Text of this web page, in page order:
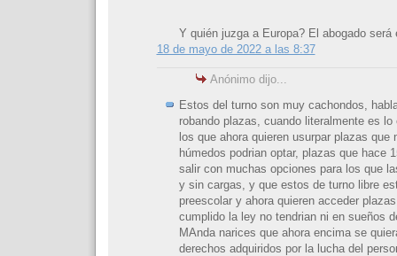
Y quién juzga a Europa? El abogado será
18 de mayo de 2022 a las 8:37
Anónimo dijo...
Estos del turno son muy cachondos,
robando plazas, cuando literalmente es lo
los que ahora quieren usurpar plazas que
húmedos podrian optar, plazas que hace
salir con muchas opciones para los que
y sin cargas, y que estos de turno libre
preescolar y ahora quieren acceder
cumplido la ley no tendrian ni en sueños
MAnda narices que ahora encima se
derechos adquiridos por la lucha del